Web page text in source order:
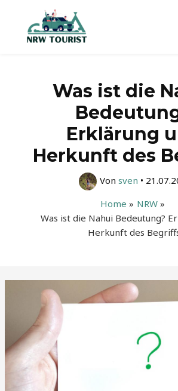
springen
Was ist die
Erklärung
Herkunft des
Von sven •
Home
NRW
Was ist die Nahui Bedeutung?
Herkunft des